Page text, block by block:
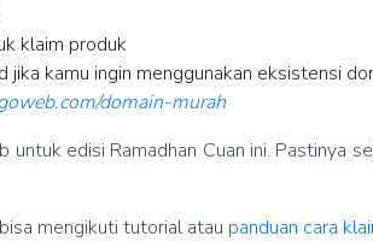
klaim produk
kamu ingin menggunakan eksistensi
domain-murah
edisi Ramadhan Cuan ini. Pastinya
mengikuti tutorial atau panduan cara